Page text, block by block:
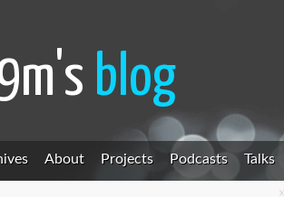
blog
About Projects Podcasts Talks